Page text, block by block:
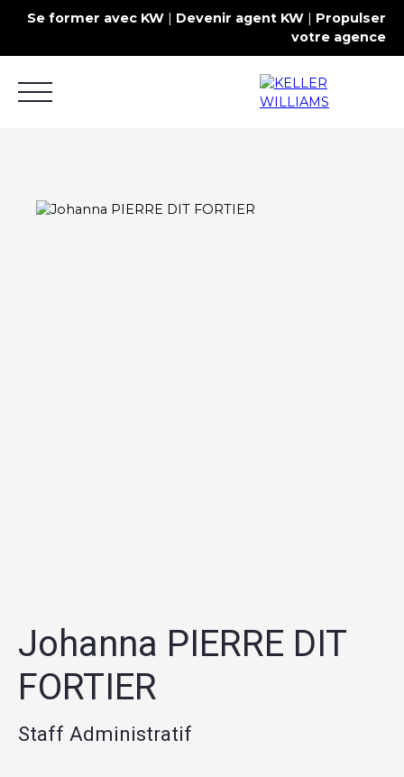
Se former avec KW | Devenir agent KW | Propulser
votre agence
Johanna PIERRE DIT
FORTIER
Staff Administratif